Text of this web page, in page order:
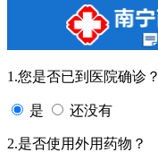
1.您是否已到医院确诊？
是 还没有
2.是否使用外用药物？